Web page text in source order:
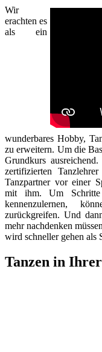
Wir
erachten es
als ein
wunderbares Hobby,
zu erweitern. Um die
Grundkurs
zertifizierten
Tanzpartner vor einer
mit ihm. Um Schritte
kennenzulernen,
zurückgreifen. Und
mehr nachdenken
wird schneller gehen als
Tanzen in